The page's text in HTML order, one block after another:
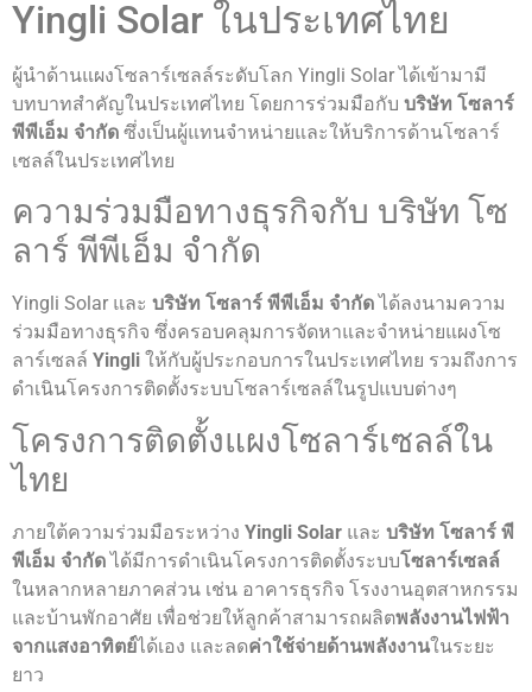
Yingli Solar ในประเทศไทย
ผู้นำด้านแผงโซลาร์เซลล์ระดับโลก Yingli Solar ได้เข้ามามี
บทบาทสำคัญในประเทศไทย โดยการร่วมมือกับ บริษัท โซลาร์
พีพีเอ็ม จำกัด ซึ่งเป็นผู้แทนจำหน่ายและให้บริการด้านโซลาร์
เซลล์ในประเทศไทย
ความร่วมมือทางธุรกิจกับ บริษัท โซ
ลาร์ พีพีเอ็ม จำกัด
Yingli Solar และ บริษัท โซลาร์ พีพีเอ็ม จำกัดได้ลงนามความ
ร่วมมือทางธุรกิจ ซึ่งครอบคลุมการจัดหาและจำหน่ายแผงโซ
ลาร์เซลล์ Yingli ให้กับผู้ประกอบการในประเทศไทย รวมถึงการ
ดำเนินโครงการติดตั้งระบบโซลาร์เซลล์ในรูปแบบต่างๆ
โครงการติดตั้งแผงโซลาร์เซลล์ใน
ไทย
ภายใต้ความร่วมมือระหว่าง Yingli Solar และ บริษัท โซลาร์ พี
พีเอ็ม จำกัดได้มีการดำเนินโครงการติดตั้งระบบโซลาร์เซลล์
ในหลากหลายภาคส่วน เช่น อาคารธุรกิจ โรงงานอุตสาหกรรม
และบ้านพักอาศัย เพื่อช่วยให้ลูกค้าสามารถผลิตพลังงานไฟฟ้า
จากแสงอาทิตย์ได้เอง และลดค่าใช้จ่ายด้านพลังงานในระยะ
ยาว